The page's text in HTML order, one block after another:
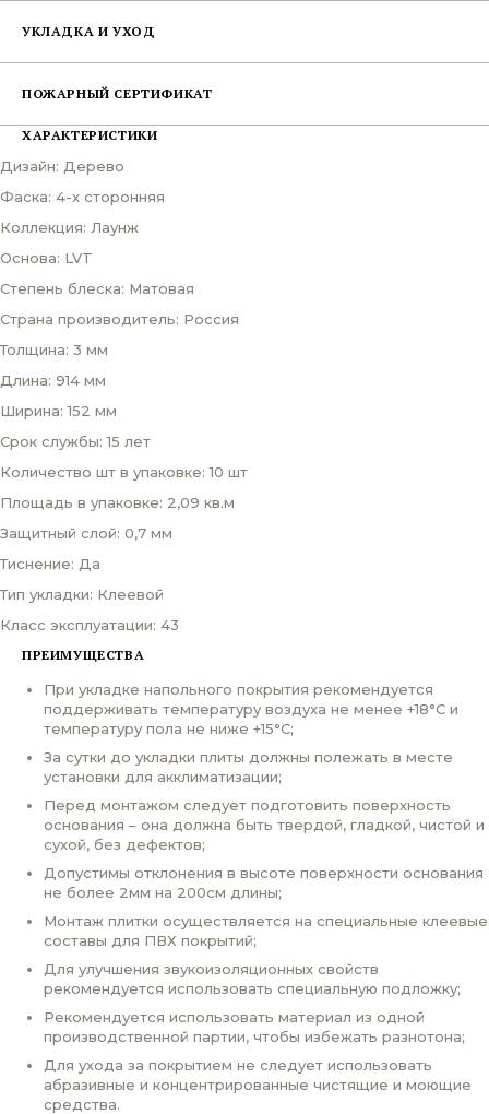
УКЛАДКА И УХОД
ПОЖАРНЫЙ СЕРТИФИКАТ
ХАРАКТЕРИСТИКИ
Дизайн: Дерево
Фаска: 4-х сторонняя
Коллекция: Лаунж
Основа: LVT
Степень блеска: Матовая
Страна производитель: Россия
Толщина: 3 мм
Длина: 914 мм
Ширина: 152 мм
Срок службы: 15 лет
Количество шт в упаковке: 10 шт
Площадь в упаковке: 2,09 кв.м
Защитный слой: 0,7 мм
Тиснение: Да
Тип укладки: Клеевой
Класс эксплуатации: 43
ПРЕИМУЩЕСТВА
При укладке напольного покрытия рекомендуется
поддерживать температуру воздуха не менее +18°С и
температуру пола не ниже +15°С;
За сутки до укладки плиты должны полежать в месте
установки для акклиматизации;
Перед монтажом следует подготовить поверхность
основания – она должна быть твердой, гладкой, чистой и
сухой, без дефектов;
Допустимы отклонения в высоте поверхности основания
не более 2мм на 200см длины;
Монтаж плитки осуществляется на специальные клеевые
составы для ПВХ покрытий;
Для улучшения звукоизоляционных свойств
рекомендуется использовать специальную подложку;
Рекомендуется использовать материал из одной
производственной партии, чтобы избежать разнотона;
Для ухода за покрытием не следует использовать
абразивные и концентрированные чистящие и моющие
средства.